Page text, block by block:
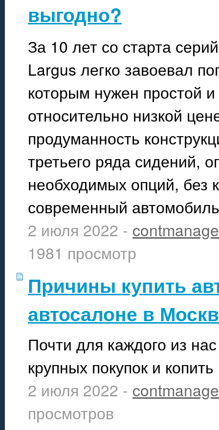
выгодно?
За 10 лет со старта
Largus легко завоевал
которым нужен простой
относительно низкой
продуманность
третьего ряда сидений,
необходимых опций, без
современный
2 июля 2022 -
1981 просмотр
Причины купить
автосалоне в
Почти для каждого из
крупных покупок и
2 июля 2022 -
просмотров